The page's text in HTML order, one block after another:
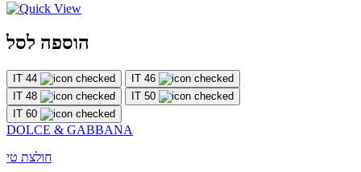
הוספה לסל
IT 44
IT 46
IT 48
IT 50
IT 60
DOLCE & GABBANA
חולצת טי